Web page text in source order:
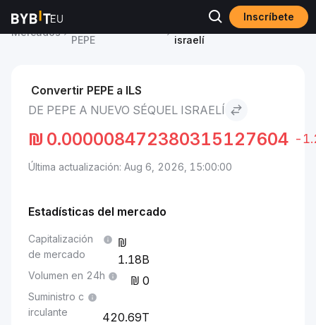
Inscríbete
Mercados
PEPE
Pepe to Nuevo séquel
israelí
Convertir PEPE a ILS
DE PEPE A NUEVO SÉQUEL ISRAELÍ
₪ 0.000008472380315127604 -
Última actualización: Aug 6, 2026, 15:00:00
Estadísticas del mercado
Capitalización
de mercado
1.18B
Volumen en 24h 0
Suministro c
irculante
420.69T